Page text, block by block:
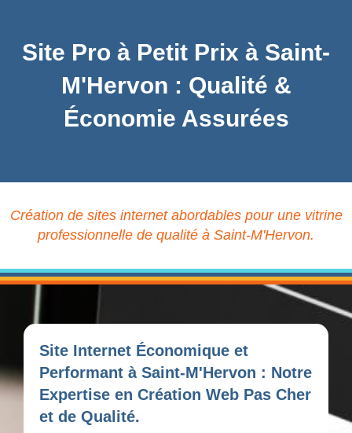
Site Pro à Petit Prix à Saint-
M'Hervon : Qualité &
Économie Assurées
Création de sites internet abordables pour une vitrine
professionnelle de qualité à Saint-M'Hervon.
Site Internet Économique et
Performant à Saint-M'Hervon : Notre
Expertise en Création Web Pas Cher
et de Qualité.